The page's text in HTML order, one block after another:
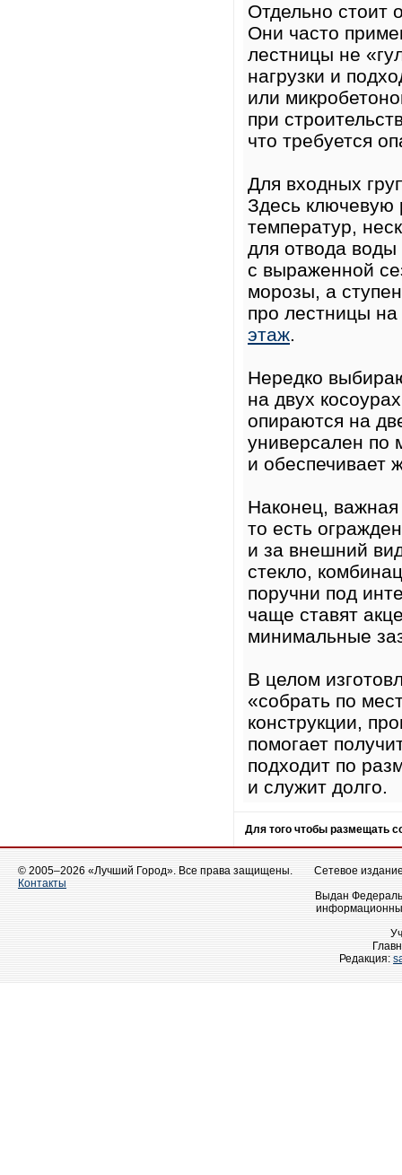
Отдельно стоит
Они часто
лестницы не
нагрузки и
или
при
что требуется
Для входных
Здесь ключевую
температур,
для отвода
с выраженной
морозы, а
про лестницы
этаж.
Нередко
на двух
опираются на
универсален по
и обеспечивает
Наконец,
то есть
и за внешний
стекло,
поручни под
чаще ставят
минимальные
В целом
«собрать по
конструкции,
помогает
подходит по
и служит долго.
Для того чтобы размещать
© 2005–2026 «Лучший Город». Все права защищены.
Контакты
Сетевое
Выдан
Редакция: